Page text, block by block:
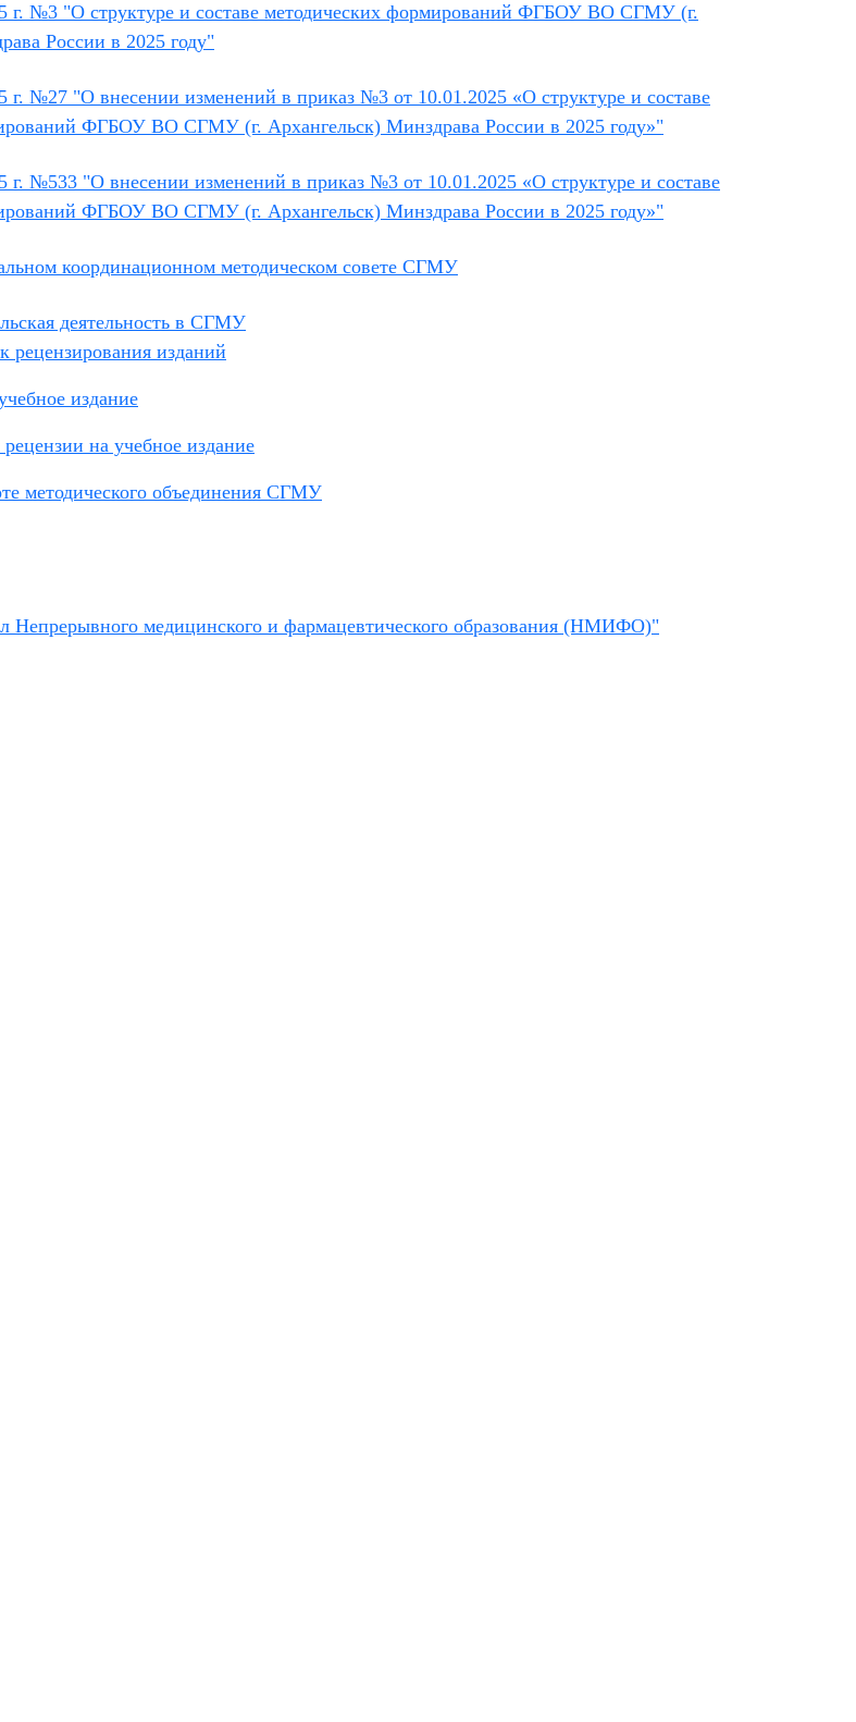
г. №3 "О структуре и составе методических формирований ФГБОУ ВО СГМУ (г.
России в 2025 году"
г. №27 "О внесении изменений в приказ №3 от 10.01.2025 «О структуре и составе
ФГБОУ ВО СГМУ (г. Архангельск) Минздрава России в 2025 году»"
г. №533 "О внесении изменений в приказ №3 от 10.01.2025 «О структуре и составе
ФГБОУ ВО СГМУ (г. Архангельск) Минздрава России в 2025 году»"
координационном методическом совете СГМУ
деятельность в СГМУ
рецензирования изданий
издание
на учебное издание
методического объединения СГМУ
Непрерывного медицинского и фармацевтического образования (НМИФО)"